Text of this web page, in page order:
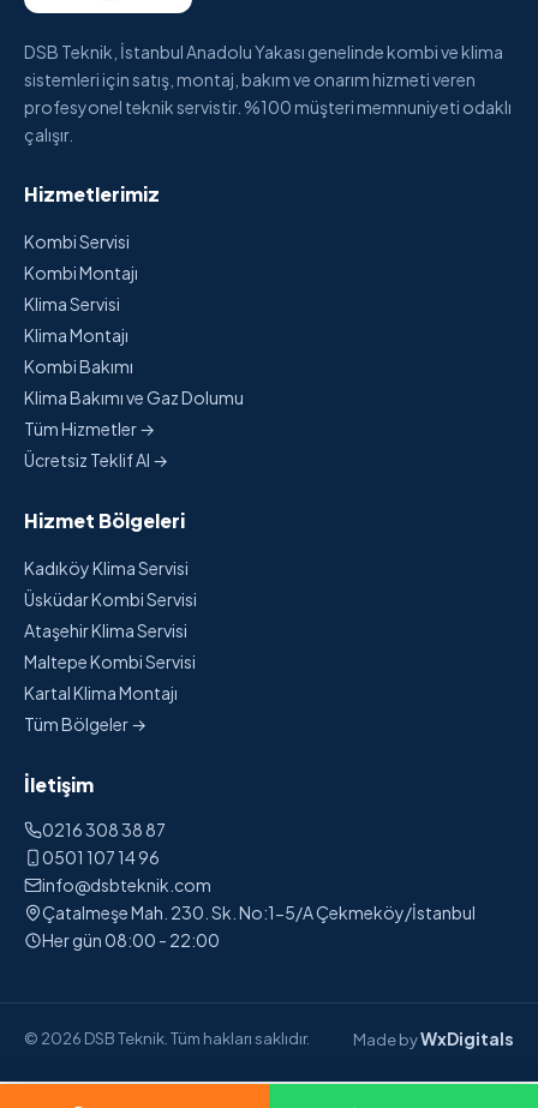
DSB Teknik, İstanbul Anadolu Yakası genelinde kombi ve klima
sistemleri için satış, montaj, bakım ve onarım hizmeti veren
profesyonel teknik servistir. %100 müşteri memnuniyeti odaklı
çalışır.
Hizmetlerimiz
Kombi Servisi
Kombi Montajı
Klima Servisi
Klima Montajı
Kombi Bakımı
Klima Bakımı ve Gaz Dolumu
Tüm Hizmetler →
Ücretsiz Teklif Al →
Hizmet Bölgeleri
Kadıköy Klima Servisi
Üsküdar Kombi Servisi
Ataşehir Klima Servisi
Maltepe Kombi Servisi
Kartal Klima Montajı
Tüm Bölgeler →
İletişim
0216 308 38 87
0501 107 14 96
info@dsbteknik.com
Çatalmeşe Mah. 230. Sk. No:1-5/A Çekmeköy/İstanbul
Her gün 08:00 - 22:00
© 2026 DSB Teknik. Tüm hakları saklıdır. Made byWxDigitals